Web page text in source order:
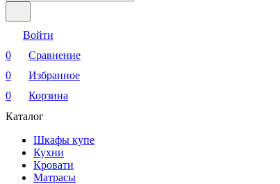
Войти
0
Сравнение
0
Избранное
0
Корзина
Каталог
Шкафы купе
Кухни
Кровати
Матрасы